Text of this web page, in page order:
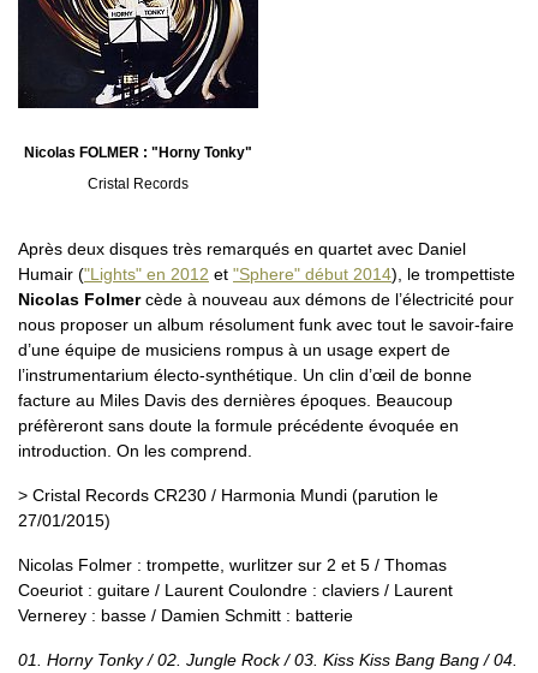
Nicolas FOLMER : "Horny Tonky"
Cristal Records
Après deux disques très remarqués en quartet avec Daniel
Humair ("Lights" en 2012 et "Sphere" début 2014), le trompettiste
Nicolas Folmercède à nouveau aux démons de l’électricité pour
nous proposer un album résolument funk avec tout le savoir-faire
d’une équipe de musiciens rompus à un usage expert de
l’instrumentarium électo-synthétique. Un clin d’œil de bonne
facture au Miles Davis des dernières époques. Beaucoup
préfèreront sans doute la formule précédente évoquée en
introduction. On les comprend.
> Cristal Records CR230 / Harmonia Mundi (parution le
27/01/2015)
Nicolas Folmer : trompette, wurlitzer sur 2 et 5 / Thomas
Coeuriot : guitare / Laurent Coulondre : claviers / Laurent
Vernerey : basse / Damien Schmitt : batterie
01. Horny Tonky / 02. Jungle Rock / 03. Kiss Kiss Bang Bang / 04.